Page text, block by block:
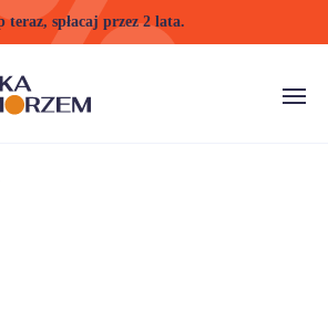
teraz, spłacaj przez 2 lata.